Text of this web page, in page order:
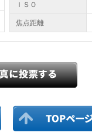
ＩＳＯ
焦点距離